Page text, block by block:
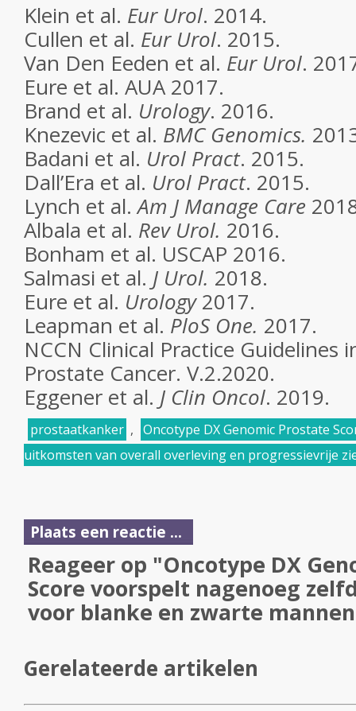
Klein et al. Eur Urol. 2014.
Cullen et al. Eur Urol. 2015.
Van Den Eeden et al. Eur Urol.
Eure et al. AUA 2017.
Brand et al. Urology. 2016.
Knezevic et al. BMC Genomics.
Badani et al. Urol Pract. 2015.
Dall’Era et al. Urol Pract. 2015.
Lynch et al.Am J Manage Care
Albala et al. Rev Urol. 2016.
Bonham et al. USCAP 2016.
Salmasi et al. J Urol. 2018.
Eure et al. Urology2017.
Leapman et al. PloS One. 2017.
NCCN Clinical Practice Guidelines
Prostate Cancer. V.2.2020.
Eggener et al. J Clin Oncol. 2019.
prostaatkanker , Oncotype DX Genomic Prostate
uitkomsten van overall overleving en progressievrije
Plaats een reactie ...
Reageer op "Oncotype DX
Score voorspelt nagenoeg
voor blanke en zwarte
Gerelateerde artikelen